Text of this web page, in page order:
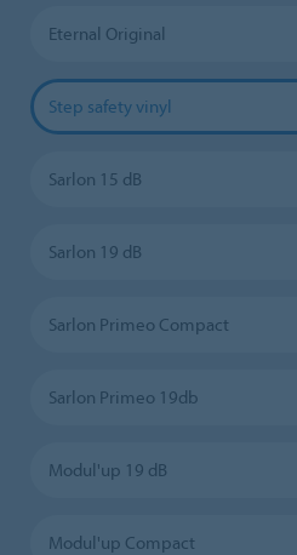
Eternal Original
Step safety vinyl
Sarlon 15 dB
Sarlon 19 dB
Sarlon Primeo Compact
Sarlon Primeo 19db
Modul'up 19 dB
Modul'up Compact